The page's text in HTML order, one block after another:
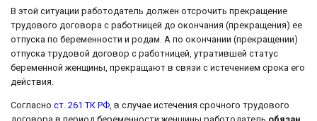
В этой ситуации работодатель должен отсрочить прекращение
трудового договора с работницей до окончания (прекращения) ее
отпуска по беременности и родам. А по окончании (прекращении)
отпуска трудовой договор с работницей, утратившей статус
беременной женщины, прекращают в связи с истечением срока его
действия.
Согласно ст. 261 ТК РФ, в случае истечения срочного трудового